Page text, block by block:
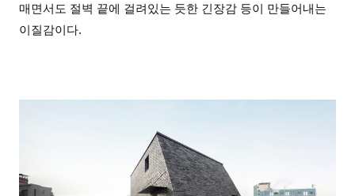
매면서도 절벽 끝에 걸려있는 듯한 긴장감 등이 만들어내는
이질감이다.